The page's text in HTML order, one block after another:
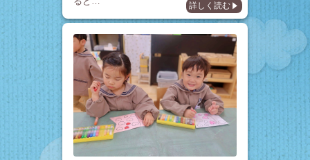
詳しく読む